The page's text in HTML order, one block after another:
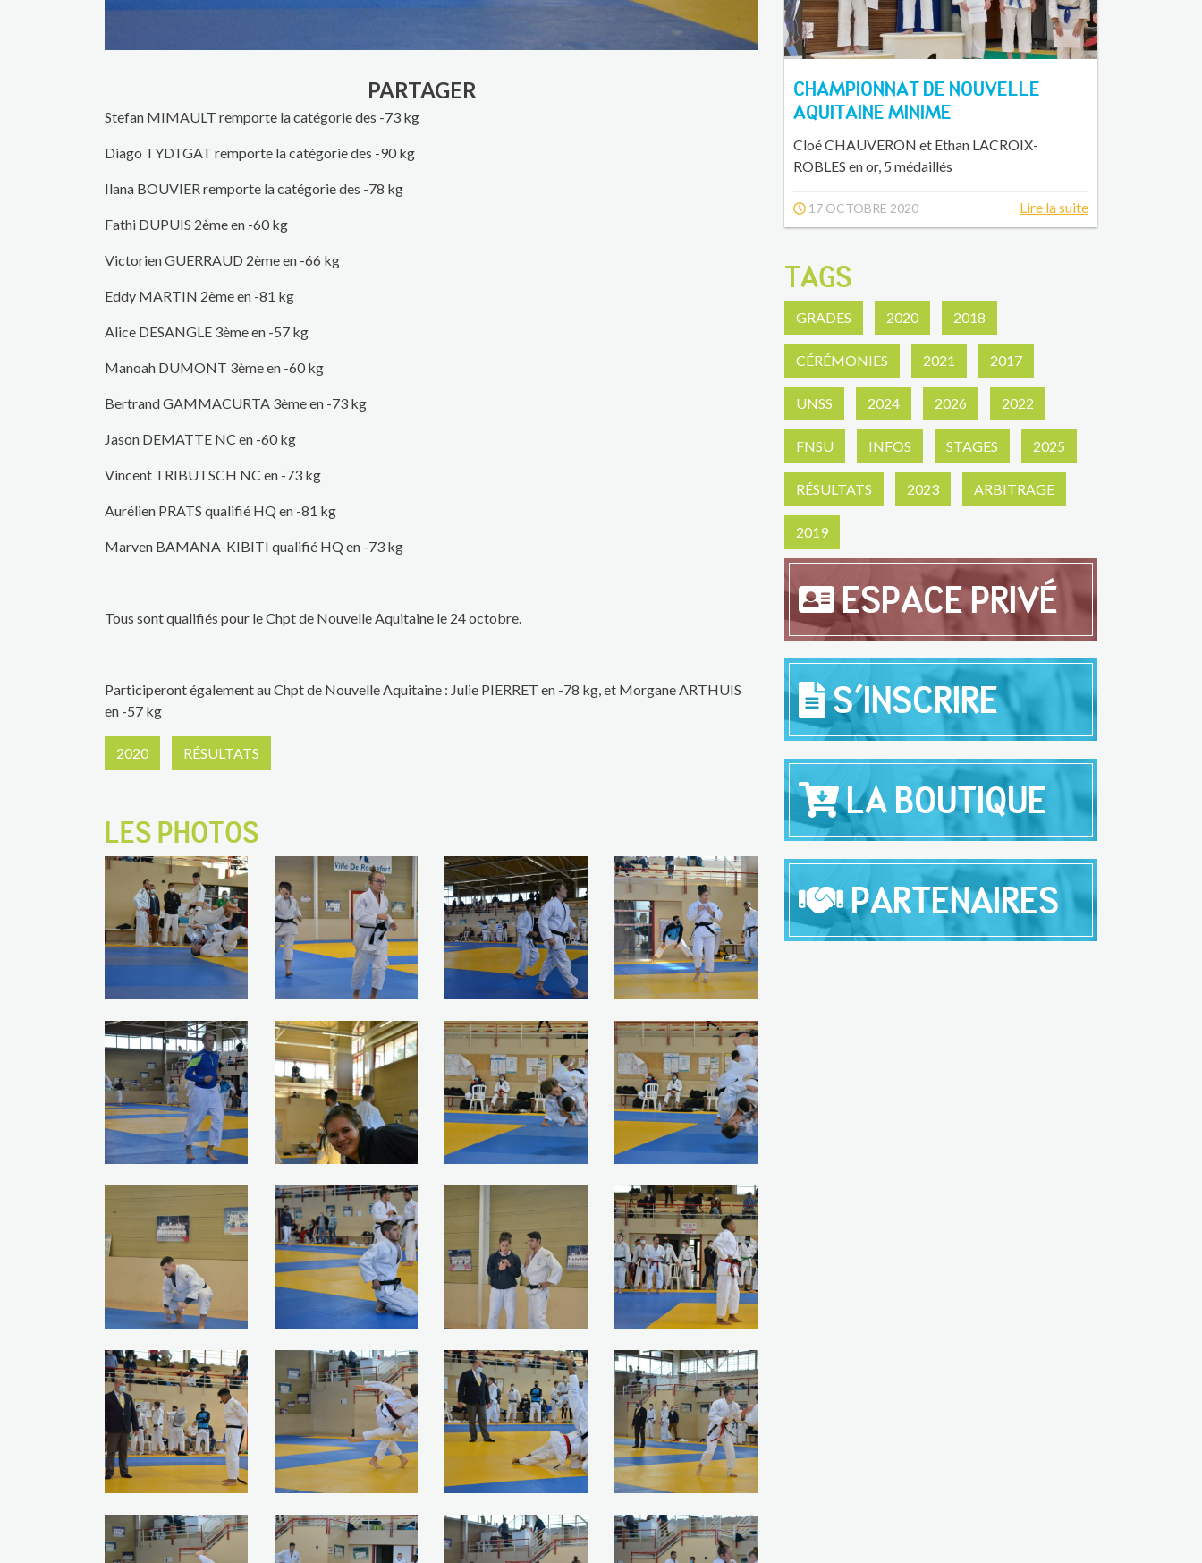
PARTAGER
Stefan MIMAULT remporte la catégorie des -73 kg
Diago TYDTGAT remporte la catégorie des -90 kg
Ilana BOUVIER remporte la catégorie des -78 kg
Fathi DUPUIS 2ème en -60 kg
Victorien GUERRAUD 2ème en -66 kg
Eddy MARTIN 2ème en -81 kg
Alice DESANGLE 3ème en -57 kg
Manoah DUMONT 3ème en -60 kg
Bertrand GAMMACURTA 3ème en -73 kg
Jason DEMATTE NC en -60 kg
Vincent TRIBUTSCH NC en -73 kg
Aurélien PRATS qualifié HQ en -81 kg
Marven BAMANA-KIBITI qualifié HQ en -73 kg
Tous sont qualifiés pour le Chpt de Nouvelle Aquitaine le 24 octobre.
Participeront également au Chpt de Nouvelle Aquitaine : Julie PIERRET en -78 kg, et Morgane ARTHUIS
en -57 kg
2020 RÉSULTATS
LES PHOTOS
CHAMPIONNAT DE NOUVELLE
AQUITAINE MINIME
Cloé CHAUVERON et Ethan LACROIX-
ROBLES en or, 5 médaillés
17 OCTOBRE 2020 Lire la suite
TAGS
GRADES 2020 2018
CÉRÉMONIES 2021 2017
UNSS 2024 2026 2022
FNSU INFOS STAGES 2025
RÉSULTATS 2023 ARBITRAGE
2019
ESPACE PRIVÉ
S'INSCRIRE
LA BOUTIQUE
PARTENAIRES